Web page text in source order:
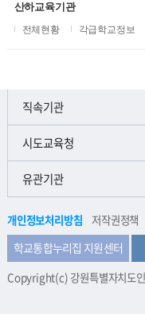
산하교육기관
전체현황 각급학교정보
직속기관
시도교육청
유관기관
개인정보처리방침 저작권정책
학교통합누리집 지원센터
Copyright(c) 강원특별자치도